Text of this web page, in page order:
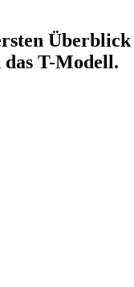
Überblick
das T-Modell.